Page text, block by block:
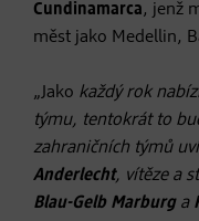
Cundinamarca, jenž
měst jako Medellin,
„Jako každý rok
týmu, tentokrát to
zahraničních týmů
Anderlecht, vítěze a
Blau-Gelb Marburga